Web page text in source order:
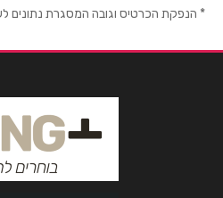
* הנפקת הכרטיס וגובה המסגרת נתונים